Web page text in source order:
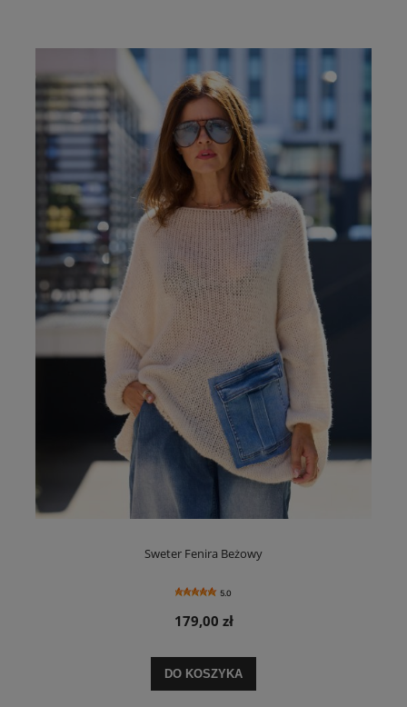
Sweter Fenira Beżowy
5.0
179,00 zł
DO KOSZYKA